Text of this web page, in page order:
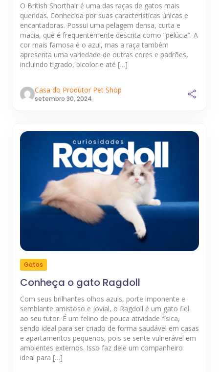
O British Shorthair é uma das raças de gatos mais
queridas. Conhecida por suas características únicas e
encantadoras. Possui uma pelagem densa, curta e
macia, que é frequentemente descrita como “pelúcia”. A
cor mais famosa é o azul, mas a raça também
apresenta uma variedade de outras cores e padrões,
incluindo tigrado, bicolor e até […]
Casa do Produtor Pet Shop
setembro 30, 2024
Gatos
Conheça o gato Ragdoll
Com seus brilhantes olhos azuis, porte imponente e
semblante amistoso e jovial, o Ragdoll é um gato fiel
ao seu tutor. É um felino de pouca atividade física,
sendo ideal para ser criado de forma saudável em casas
e apartamentos pequenos, pois se sente vulnerável em
ambientes externos. Isso faz dele um companheiro
ideal para […]